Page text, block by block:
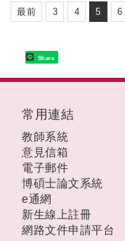
最前 3 4 5 6
Share
常用連結
教師系統
意見信箱
電子郵件
博碩士論文系統
e通網
新生線上註冊
網路文件申請平台